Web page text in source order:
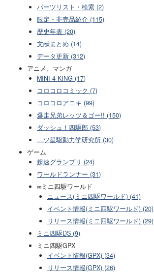
パーツリスト・検索 (2)
限定・非売品紹介 (115)
歴史年表 (20)
文献まとめ (14)
データ更新 (312)
アニメ、マンガ
MINI 4 KING (17)
コロコロコミック (7)
コロコロアニキ (99)
爆走兄弟レッツ＆ゴー!! (150)
ダッシュ！四駆郎 (53)
二ツ星駆動力学研究所 (30)
ゲーム
超速グランプリ (24)
ワールドランナー (31)
∞ミニ四駆ワールド
ニュース(ミニ四駆ワールド) (41)
イベント情報(ミニ四駆ワールド) (20)
リリース情報(ミニ四駆ワールド) (29)
ミニ四駆DS (9)
ミニ四駆GPX
イベント情報(GPX) (34)
リリース情報(GPX) (26)